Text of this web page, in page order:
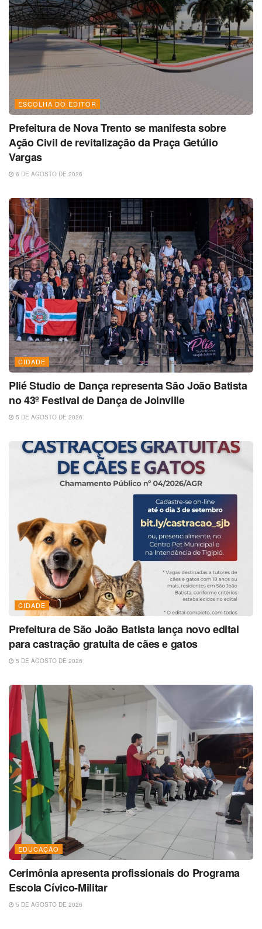
ESCOLHA DO EDITOR
Prefeitura de Nova Trento se manifesta sobre
Ação Civil de revitalização da Praça Getúlio
Vargas
6 DE AGOSTO DE 2026
CIDADE
Plié Studio de Dança representa São João Batista
no 43º Festival de Dança de Joinville
5 DE AGOSTO DE 2026
CIDADE
Prefeitura de São João Batista lança novo edital
para castração gratuita de cães e gatos
5 DE AGOSTO DE 2026
EDUCAÇÃO
Cerimônia apresenta profissionais do Programa
Escola Cívico-Militar
5 DE AGOSTO DE 2026